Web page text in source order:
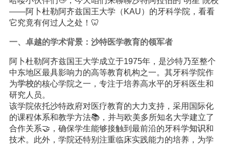
——阿卜杜勒阿齐兹国王大学（KAU）的牙科学院，看看
它究竟有何过人之处！🦷
一、卓越的学术背景：沙特医学教育的领军者
阿卜杜勒阿齐兹国王大学成立于1975年，是沙特乃至整个
中东地区最具影响力的高等教育机构之一。其牙科学院作
为学校的核心学院之一，专注于培养高水平的牙科医生和
研究人员。
该学院依托沙特政府对医疗教育的大力支持，采用国际化
的课程体系和教学方法📚，并与欧美多所知名大学建立了
合作关系🤝，确保学生能够接触到最前沿的牙科学知识和
技术。此外，学院还特别注重临床实践能力的培养，为学